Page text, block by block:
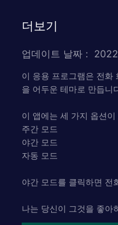
더보기
업데이트 날짜 :
이 응용 프로그램은 전화
을 어두운 테마로 만듭니
이 앱에는 세 가지 옵션
주간 모드
야간 모드
자동 모드
야간 모드를 클릭하면 전
나는 당신이 그것을 좋아